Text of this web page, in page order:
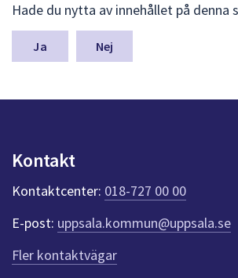
ä
m
a
y
n
t
r
ö
Hade du nytta av innehållet på denna
Nej
Kontakt
Kontaktcenter: 018-727 00 00
E-post: uppsala.kommun@uppsala.se
Fler kontaktvägar